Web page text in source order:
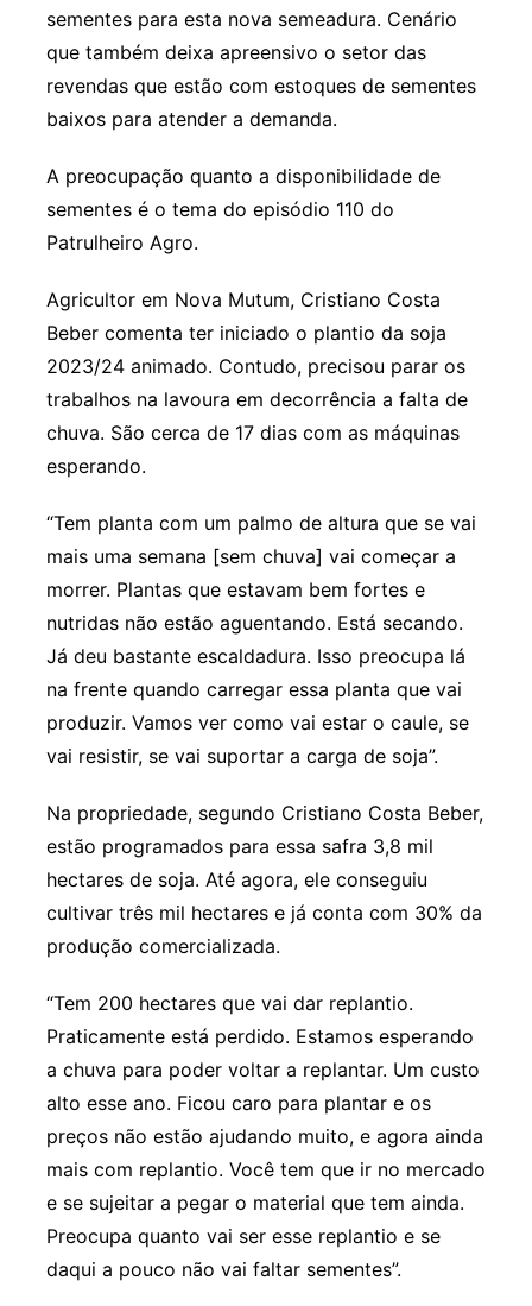
sementes para esta nova semeadura. Cenário
que também deixa apreensivo o setor das
revendas que estão com estoques de sementes
baixos para atender a demanda.
A preocupação quanto a disponibilidade de
sementes é o tema do episódio 110 do
Patrulheiro Agro.
Agricultor em Nova Mutum, Cristiano Costa
Beber comenta ter iniciado o plantio da soja
2023/24 animado. Contudo, precisou parar os
trabalhos na lavoura em decorrência a falta de
chuva. São cerca de 17 dias com as máquinas
esperando.
“Tem planta com um palmo de altura que se vai
mais uma semana [sem chuva] vai começar a
morrer. Plantas que estavam bem fortes e
nutridas não estão aguentando. Está secando.
Já deu bastante escaldadura. Isso preocupa lá
na frente quando carregar essa planta que vai
produzir. Vamos ver como vai estar o caule, se
vai resistir, se vai suportar a carga de soja”.
Na propriedade, segundo Cristiano Costa Beber,
estão programados para essa safra 3,8 mil
hectares de soja. Até agora, ele conseguiu
cultivar três mil hectares e já conta com 30% da
produção comercializada.
“Tem 200 hectares que vai dar replantio.
Praticamente está perdido. Estamos esperando
a chuva para poder voltar a replantar. Um custo
alto esse ano. Ficou caro para plantar e os
preços não estão ajudando muito, e agora ainda
mais com replantio. Você tem que ir no mercado
e se sujeitar a pegar o material que tem ainda.
Preocupa quanto vai ser esse replantio e se
daqui a pouco não vai faltar sementes”.